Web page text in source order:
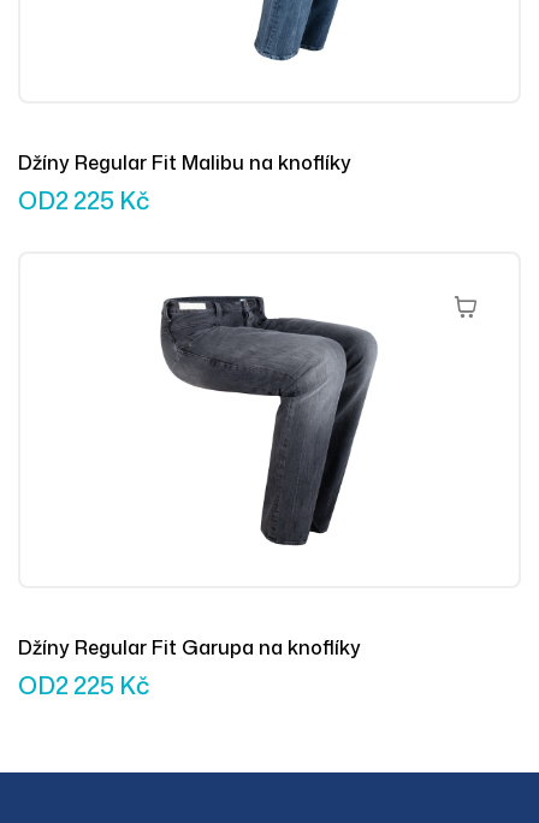
Džíny Regular Fit Malibu na knoflíky
OD2 225 Kč
Výběr
Džíny Regular Fit Garupa na knoflíky
OD2 225 Kč